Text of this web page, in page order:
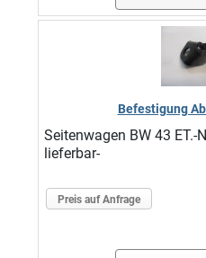
Befestigung
Seitenwagen BW 43 ET.-
lieferbar-
Preis auf Anfrage